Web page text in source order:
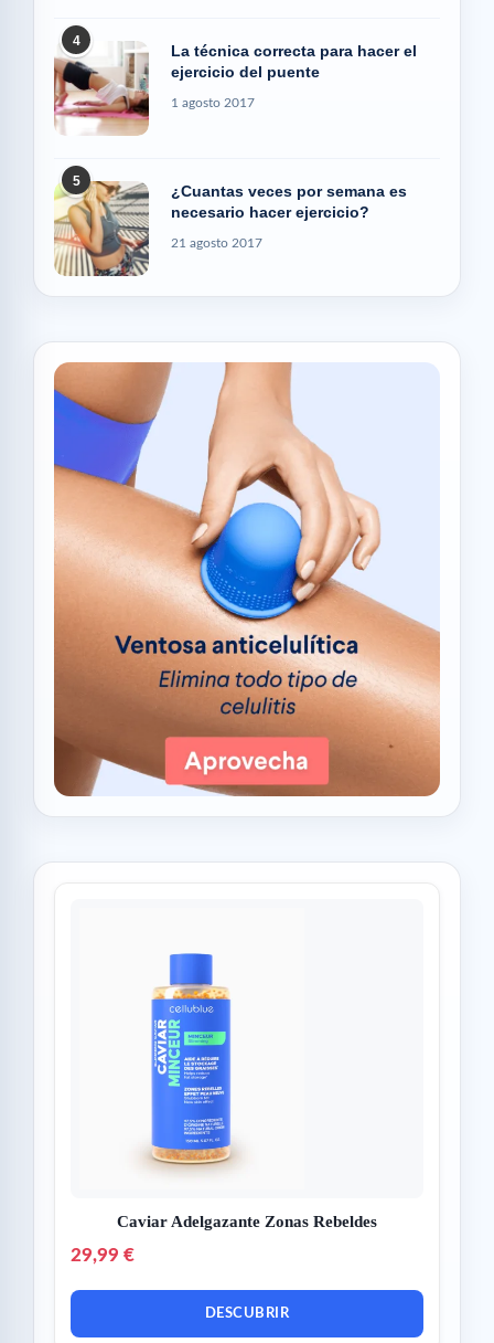
4
La técnica correcta para hacer el
ejercicio del puente
1 agosto 2017
5
¿Cuantas veces por semana es
necesario hacer ejercicio?
21 agosto 2017
Caviar Adelgazante Zonas Rebeldes
29,99 €
DESCUBRIR